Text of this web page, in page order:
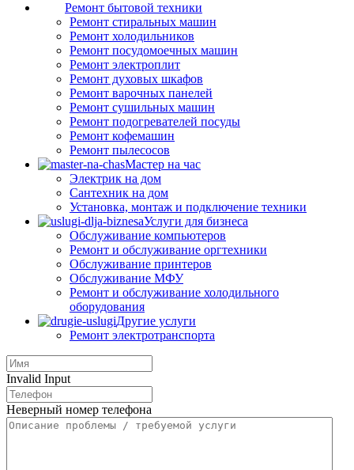
Ремонт бытовой техники
Ремонт стиральных машин
Ремонт холодильников
Ремонт посудомоечных машин
Ремонт электроплит
Ремонт духовых шкафов
Ремонт варочных панелей
Ремонт сушильных машин
Ремонт подогревателей посуды
Ремонт кофемашин
Ремонт пылесосов
Мастер на час
Электрик на дом
Сантехник на дом
Установка, монтаж и подключение техники
Услуги для бизнеса
Обслуживание компьютеров
Ремонт и обслуживание оргтехники
Обслуживание принтеров
Обслуживание МФУ
Ремонт и обслуживание холодильного
оборудования
Другие услуги
Ремонт электротранспорта
Invalid Input
Неверный номер телефона